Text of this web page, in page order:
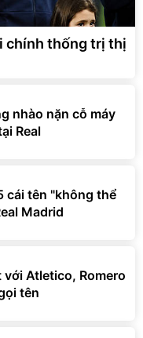
chính thống trị thị
nhào nặn cỗ máy
Real
cái tên "không thể
Madrid
Atletico, Romero
tên